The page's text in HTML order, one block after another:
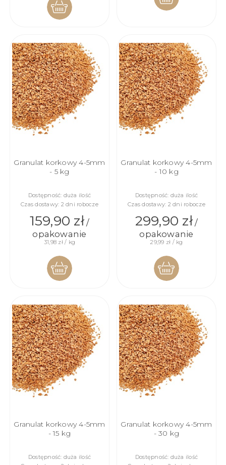
KOSZYKA
KOSZYKA
Granulat korkowy 4-5mm
- 5 kg
Dostępność: duża ilość
Czas dostawy: 2 dni robocze
159,90 zł/
opakowanie
31,98 zł / kg
KOSZYKA
Granulat korkowy 4-5mm
- 10 kg
Dostępność: duża ilość
Czas dostawy: 2 dni robocze
299,90 zł/
opakowanie
29,99 zł / kg
KOSZYKA
Granulat korkowy 4-5mm
- 15 kg
Dostępność: duża ilość
Granulat korkowy 4-5mm
- 30 kg
Dostępność: duża ilość